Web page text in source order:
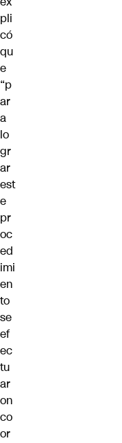
pli
có
qu
e
“p
ar
a
lo
gr
ar
est
e
pr
oc
ed
imi
en
to
se
ef
ec
tu
ar
on
co
or